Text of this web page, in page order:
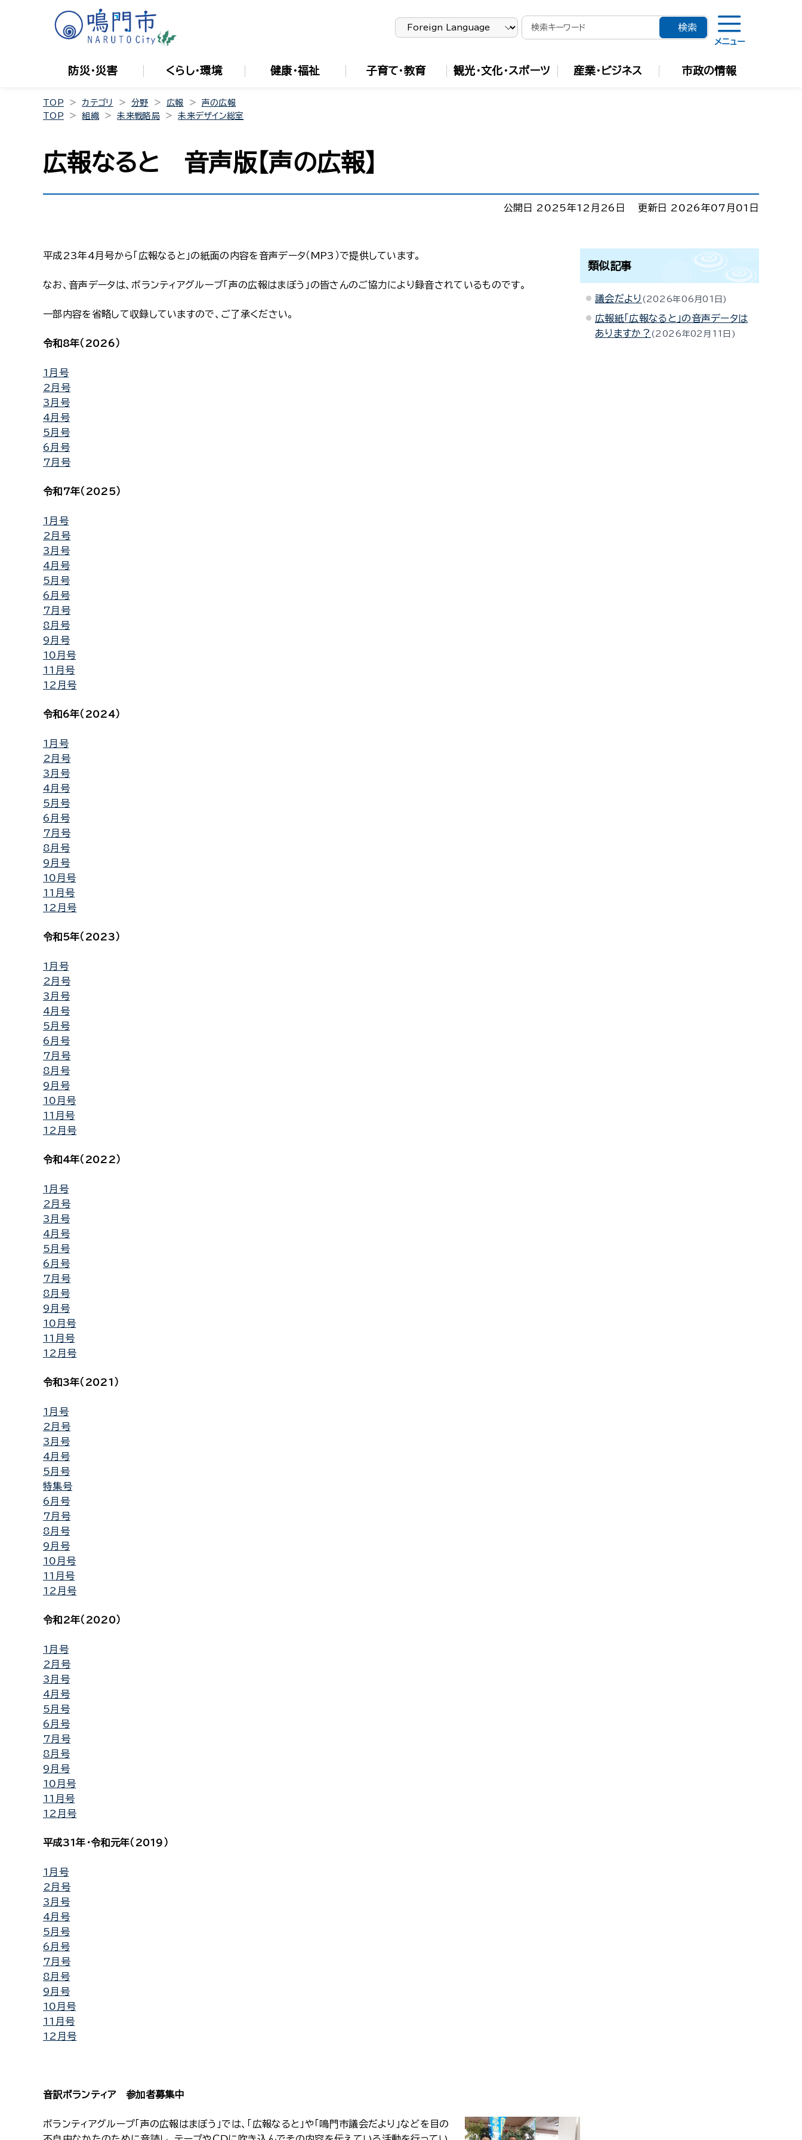
メニュー
防災・災害 くらし・環境 健康・福祉 子育て・教育 観光・文化・スポーツ 産業・ビジネス 市政の情報
TOP カテゴリ 分野 広報
声の広報
TOP
組織 未来戦略局 未来デザイン総室
広報なると 音声版【声の広報】
公開日 2025年12月26日 更新日 2026年07月01日
平成23年4月号から「広報なると」の紙面の内容を音声データ（MP3）で提供しています。
なお、音声データは、ボランティアグループ「声の広報はまぼう」の皆さんのご協力により録音されているものです。
一部内容を省略して収録していますので、ご了承ください。
令和8年（2026）
1月号
2月号
3月号
4月号
5月号
6月号
7月号
令和7年（2025）
1月号
2月号
3月号
4月号
5月号
6月号
7月号
8月号
9月号
10月号
11月号
12月号
令和6年（2024）
1月号
2月号
3月号
4月号
5月号
6月号
7月号
8月号
9月号
10月号
11月号
12月号
令和5年（2023）
1月号
2月号
3月号
4月号
5月号
6月号
7月号
8月号
9月号
10月号
11月号
12月号
令和4年（2022）
1月号
2月号
3月号
4月号
5月号
6月号
7月号
8月号
9月号
10月号
11月号
12月号
令和3年（2021）
1月号
2月号
3月号
4月号
5月号
特集号
6月号
7月号
8月号
9月号
10月号
11月号
12月号
令和2年（2020）
1月号
2月号
3月号
4月号
5月号
6月号
7月号
8月号
9月号
10月号
11月号
12月号
平成31年・令和元年（2019）
1月号
2月号
3月号
4月号
5月号
6月号
7月号
8月号
9月号
10月号
11月号
12月号
音訳ボランティア 参加者募集中
ボランティアグループ「声の広報はまぼう」では、「広報なると」や「鳴門市議会だより」などを目の
類似記事
議会だより 2026年06月01日
広報紙「広報なると」の音声データは
ありますか？
2026年02月11日